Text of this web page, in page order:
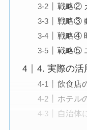
戦略②
戦略③
戦略④
戦略⑤
4. 実際の活
飲食店
ホテル
自治体